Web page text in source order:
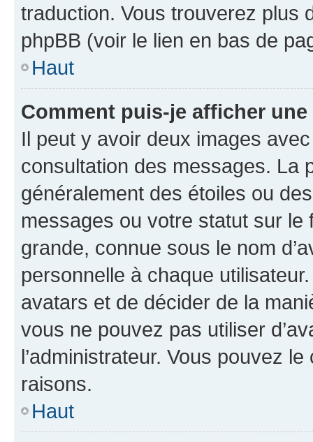
traduction. Vous trouverez plus
phpBB (voir le lien en bas de
Haut
Comment puis-je afficher
Il peut y avoir deux images
consultation des messages. La
généralement des étoiles ou
messages ou votre statut sur
grande, connue sous le nom
personnelle à chaque utilisateur.
avatars et de décider de la
vous ne pouvez pas utiliser
l’administrateur. Vous pouvez
raisons.
Haut